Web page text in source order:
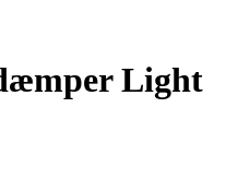
Light